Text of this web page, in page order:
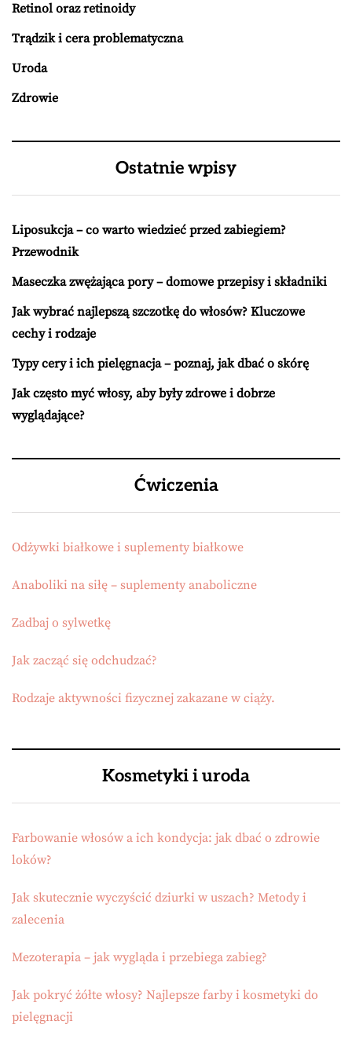
Retinol oraz retinoidy
Trądzik i cera problematyczna
Uroda
Zdrowie
Ostatnie wpisy
Liposukcja – co warto wiedzieć przed zabiegiem?
Przewodnik
Maseczka zwężająca pory – domowe przepisy i składniki
Jak wybrać najlepszą szczotkę do włosów? Kluczowe
cechy i rodzaje
Typy cery i ich pielęgnacja – poznaj, jak dbać o skórę
Jak często myć włosy, aby były zdrowe i dobrze
wyglądające?
Ćwiczenia
Odżywki białkowe i suplementy białkowe
Anaboliki na siłę – suplementy anaboliczne
Zadbaj o sylwetkę
Jak zacząć się odchudzać?
Rodzaje aktywności fizycznej zakazane w ciąży.
Kosmetyki i uroda
Farbowanie włosów a ich kondycja: jak dbać o zdrowie
loków?
Jak skutecznie wyczyścić dziurki w uszach? Metody i
zalecenia
Mezoterapia – jak wygląda i przebiega zabieg?
Jak pokryć żółte włosy? Najlepsze farby i kosmetyki do
pielęgnacji